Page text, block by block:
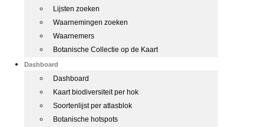
Lijsten zoeken
Waarnemingen zoeken
Waarnemers
Botanische Collectie op de Kaart
Dashboard
Dashboard
Kaart biodiversiteit per hok
Soortenlijst per atlasblok
Botanische hotspots